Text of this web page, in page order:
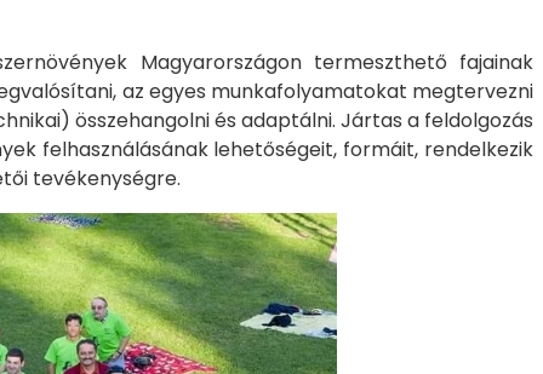
Magyarországon termeszthető fajainak
az egyes munkafolyamatokat megtervezni
összehangolni és adaptálni. Jártas a feldolgozás
felhasználásának lehetőségeit, formáit, rendelkezik
tevékenységre.